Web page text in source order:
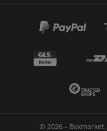
© 2026 -